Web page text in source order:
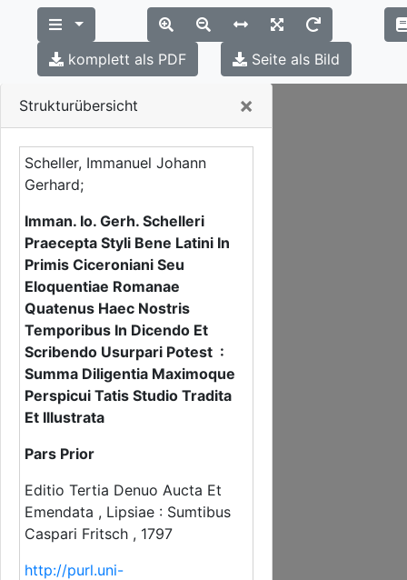
Strukturübersicht ×
Scheller, Immanuel Johann
Gerhard;
Imman. Io. Gerh. Schelleri
Praecepta Styli Bene Latini In
Primis Ciceroniani Seu
Eloquentiae Romanae
Quatenus Haec Nostris
Temporibus In Dicendo Et
Scribendo Usurpari Potest :
Summa Diligentia Maximoque
Perspicui Tatis Studio Tradita
Et Illustrata
Pars Prior
Editio Tertia Denuo Aucta Et
Emendata , Lipsiae : Sumtibus
Caspari Fritsch , 1797
http://purl.uni-
komplett als PDF Seite als Bild